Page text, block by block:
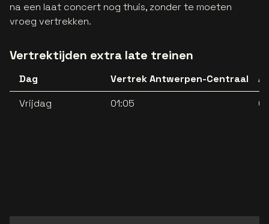
na een laat concert nog thuis, zonder te moeten
vroeg vertrekken.
Vertrektijden extra late treinen
Dag Vertrek Antwerpen-Centraal
Vrijdag
01:05